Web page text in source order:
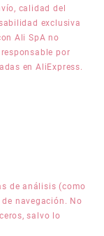
calidad del
exclusiva
Ali SpA no
por
en AliExpress.
de análisis (como
navegación. No
salvo lo